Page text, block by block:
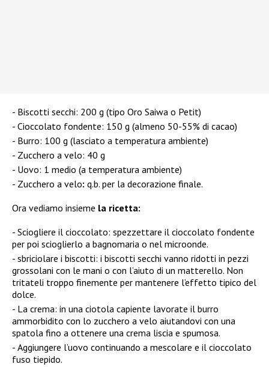
Biscotti secchi: 200 g (tipo Oro Saiwa o Petit)
Cioccolato fondente: 150 g (almeno 50-55% di cacao)
Burro: 100 g (lasciato a temperatura ambiente)
Zucchero a velo: 40 g
Uovo: 1 medio (a temperatura ambiente)
Zucchero a velo: q.b. per la decorazione finale.
Ora vediamo insieme la ricetta:
Sciogliere il cioccolato: spezzettare il cioccolato fondente
per poi scioglierlo a bagnomaria o nel microonde.
sbriciolare i biscotti: i biscotti secchi vanno ridotti in pezzi
grossolani con le mani o con l’aiuto di un matterello. Non
tritateli troppo finemente per mantenere l’effetto tipico del
dolce.
La crema: in una ciotola capiente lavorate il burro
ammorbidito con lo zucchero a velo aiutandovi con una
spatola fino a ottenere una crema liscia e spumosa.
Aggiungere l’uovo continuando a mescolare e il cioccolato
fuso tiepido.